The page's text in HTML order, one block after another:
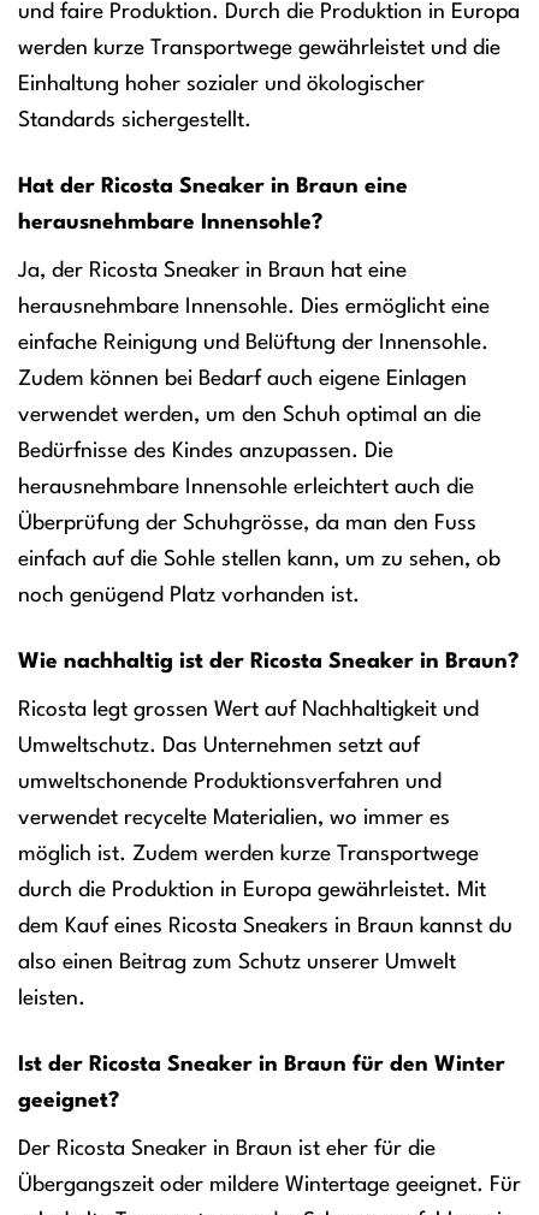
und faire Produktion. Durch die Produktion in Europa
werden kurze Transportwege gewährleistet und die
Einhaltung hoher sozialer und ökologischer
Standards sichergestellt.
Hat der Ricosta Sneaker in Braun eine
herausnehmbare Innensohle?
Ja, der Ricosta Sneaker in Braun hat eine
herausnehmbare Innensohle. Dies ermöglicht eine
einfache Reinigung und Belüftung der Innensohle.
Zudem können bei Bedarf auch eigene Einlagen
verwendet werden, um den Schuh optimal an die
Bedürfnisse des Kindes anzupassen. Die
herausnehmbare Innensohle erleichtert auch die
Überprüfung der Schuhgrösse, da man den Fuss
einfach auf die Sohle stellen kann, um zu sehen, ob
noch genügend Platz vorhanden ist.
Wie nachhaltig ist der Ricosta Sneaker in Braun?
Ricosta legt grossen Wert auf Nachhaltigkeit und
Umweltschutz. Das Unternehmen setzt auf
umweltschonende Produktionsverfahren und
verwendet recycelte Materialien, wo immer es
möglich ist. Zudem werden kurze Transportwege
durch die Produktion in Europa gewährleistet. Mit
dem Kauf eines Ricosta Sneakers in Braun kannst du
also einen Beitrag zum Schutz unserer Umwelt
leisten.
Ist der Ricosta Sneaker in Braun für den Winter
geeignet?
Der Ricosta Sneaker in Braun ist eher für die
Übergangszeit oder mildere Wintertage geeignet. Für